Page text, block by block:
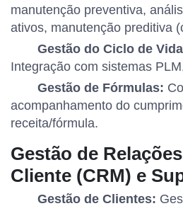
manutenção preventiva,
ativos, manutenção preditiva
Gestão do Ciclo de
Integração com sistemas
Gestão de Fórmulas:
acompanhamento do
receita/fórmula.
Gestão de
Cliente (CRM) e
Gestão de Clientes: